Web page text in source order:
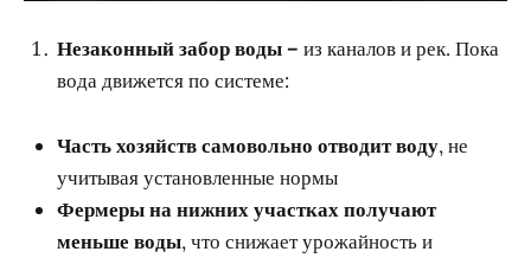
Незаконный забор воды – из каналов и рек. Пока
вода движется по системе:
Часть хозяйств самовольно отводит воду, не
учитывая установленные нормы
Фермеры на нижних участках получают
меньше воды, что снижает урожайность и